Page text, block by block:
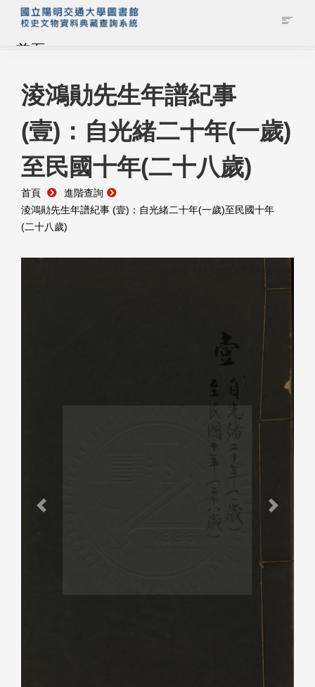
首頁
藏品查詢
校史館簡介
藏品清單全覽
資料調閱申請
淩鴻勛先生年譜紀事
(壹)：自光緒二十年(一歲)
至民國十年(二十八歲)
首頁
進階查詢
淩鴻勛先生年譜紀事 (壹)：自光緒二十年(一歲)至民國十年
(二十八歲)
Previous Next